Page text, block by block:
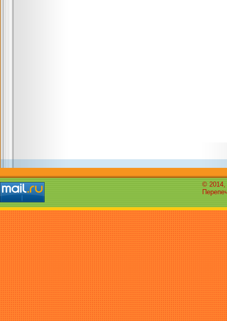
© 2014,